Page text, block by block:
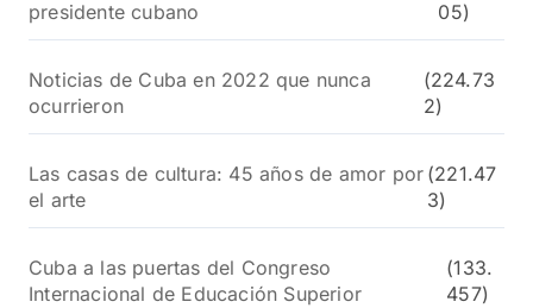
presidente cubano
05)
Noticias de Cuba en 2022 que nunca
ocurrieron
(224.73
2)
Las casas de cultura: 45 años de amor por
el arte
(221.47
3)
Cuba a las puertas del Congreso
Internacional de Educación Superior
(133.
457)